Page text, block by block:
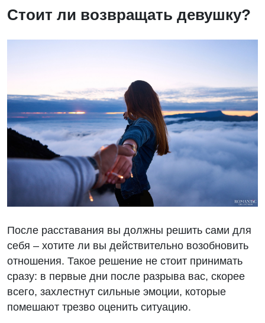
Стоит ли возвращать девушку?
После расставания вы должны решить сами для
себя – хотите ли вы действительно возобновить
отношения. Такое решение не стоит принимать
сразу: в первые дни после разрыва вас, скорее
всего, захлестнут сильные эмоции, которые
помешают трезво оценить ситуацию.